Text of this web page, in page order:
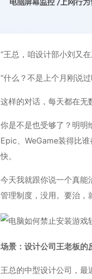
“王总，咱设计部小刘又
“什么？不是上个月刚说
这样的对话，每天都在无
你是不是也受够了？明明
Epic、WeGame装得比
快。
今天我就跟你说一个真
管理制度，没用。要治，
场景：设计公司王老板的
王总的中型设计公司，最